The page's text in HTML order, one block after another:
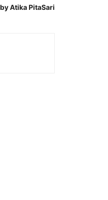
Atika PitaSari